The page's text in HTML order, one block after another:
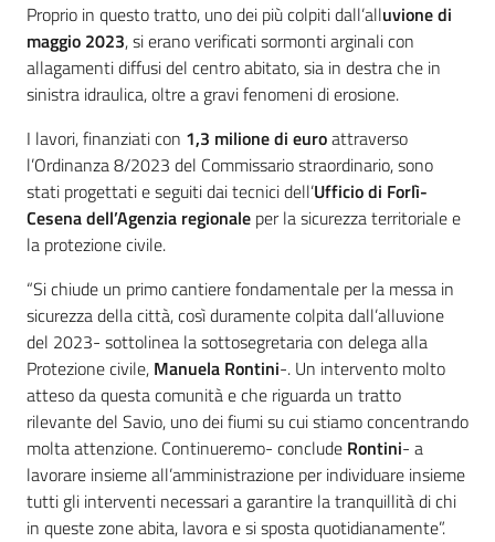
Proprio in questo tratto, uno dei più colpiti dall’alluvione di
maggio 2023, si erano verificati sormonti arginali con
allagamenti diffusi del centro abitato, sia in destra che in
sinistra idraulica, oltre a gravi fenomeni di erosione.
I lavori, finanziati con 1,3 milione di euroattraverso
l’Ordinanza 8/2023 del Commissario straordinario, sono
stati progettati e seguiti dai tecnici dell’Ufficio di Forlì-
Cesena dell’Agenzia regionale per la sicurezza territoriale e
la protezione civile.
“Si chiude un primo cantiere fondamentale per la messa in
sicurezza della città, così duramente colpita dall’alluvione
del 2023- sottolinea la sottosegretaria con delega alla
Protezione civile, Manuela Rontini-. Un intervento molto
atteso da questa comunità e che riguarda un tratto
rilevante del Savio, uno dei fiumi su cui stiamo concentrando
molta attenzione. Continueremo- conclude Rontini- a
lavorare insieme all’amministrazione per individuare insieme
tutti gli interventi necessari a garantire la tranquillità di chi
in queste zone abita, lavora e si sposta quotidianamente”.